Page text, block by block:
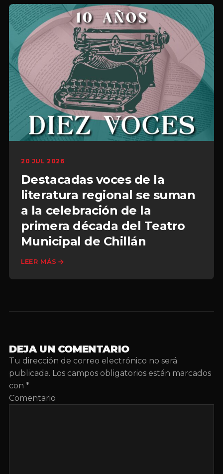
20 JUL 2026
Destacadas voces de la
literatura regional se suman
a la celebración de la
primera década del Teatro
Municipal de Chillán
LEER MÁS
DEJA UN COMENTARIO
Tu dirección de correo electrónico no será
publicada. Los campos obligatorios están marcados
con *
Comentario